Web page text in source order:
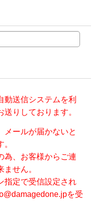
動送信システムを利
りしております。
メールが届かないと
為、お客様からご連
せん。
指定で受信設定され
を受